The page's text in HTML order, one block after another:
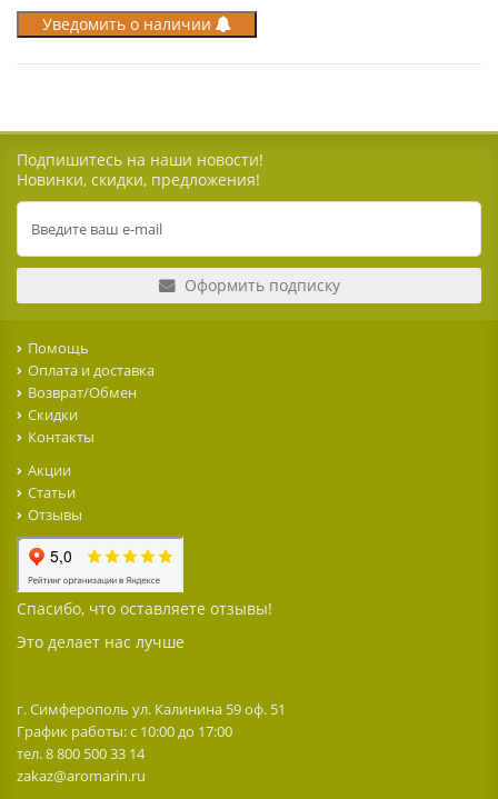
Уведомить о наличии
Подпишитесь на наши новости!
Новинки, скидки, предложения!
Оформить подписку
Помощь
Оплата и доставка
Возврат/Обмен
Скидки
Контакты
Акции
Статьи
Отзывы
Спасибо, что оставляете отзывы!
Это делает нас лучше
г. Симферополь ул. Калинина 59 оф. 51
График работы: с 10:00 до 17:00
тел. 8 800 500 33 14
zakaz@aromarin.ru